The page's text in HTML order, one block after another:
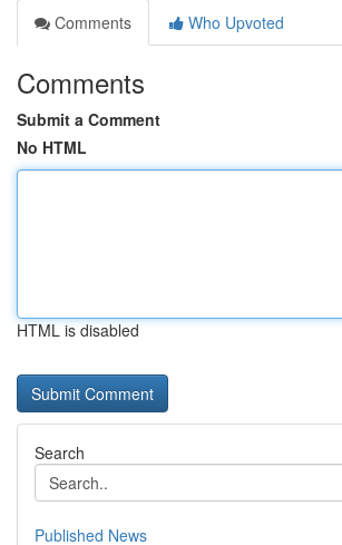
Comments
Who Upvoted
Comments
Submit a Comment
No HTML
HTML is disabled
Search
Published News